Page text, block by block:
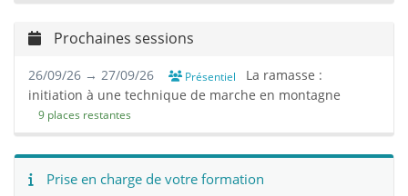
Prochaines sessions
26/09/26 → 27/09/26 Présentiel
La ramasse :
initiation à une technique de marche en montagne
9 places restantes
Prise en charge de votre formation